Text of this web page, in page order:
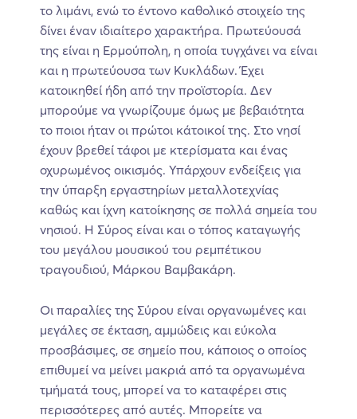
το λιμάνι, ενώ το έντονο καθολικό στοιχείο της
δίνει έναν ιδιαίτερο χαρακτήρα. Πρωτεύουσά
της είναι η Ερμούπολη, η οποία τυγχάνει να είναι
και η πρωτεύουσα των Κυκλάδων. Έχει
κατοικηθεί ήδη από την προϊστορία. Δεν
μπορούμε να γνωρίζουμε όμως με βεβαιότητα
το ποιοι ήταν οι πρώτοι κάτοικοί της. Στο νησί
έχουν βρεθεί τάφοι με κτερίσματα και ένας
οχυρωμένος οικισμός. Υπάρχουν ενδείξεις για
την ύπαρξη εργαστηρίων μεταλλοτεχνίας
καθώς και ίχνη κατοίκησης σε πολλά σημεία του
νησιού. Η Σύρος είναι και ο τόπος καταγωγής
του μεγάλου μουσικού του ρεμπέτικου
τραγουδιού, Μάρκου Βαμβακάρη.
Οι παραλίες της Σύρου είναι οργανωμένες και
μεγάλες σε έκταση, αμμώδεις και εύκολα
προσβάσιμες, σε σημείο που, κάποιος ο οποίος
επιθυμεί να μείνει μακριά από τα οργανωμένα
τμήματά τους, μπορεί να το καταφέρει στις
περισσότερες από αυτές. Μπορείτε να